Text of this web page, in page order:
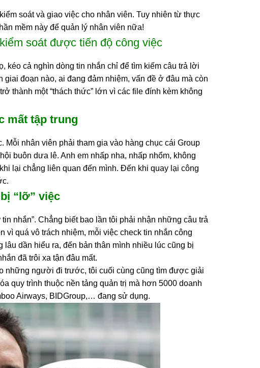
soát và giao việc cho nhân viên. Tuy nhiên từ thực
mềm này để quản lý nhân viên nữa!
soát được tiến độ công việc
kéo cả nghìn dòng tin nhắn chỉ để tìm kiếm câu trả lời
đoạn nào, ai đang đảm nhiệm, vấn đề ở đâu mà còn
thành một “thách thức” lớn vì các file đính kèm không
mất tập trung
Mỗi nhân viên phải tham gia vào hàng chục cái Group
buôn dưa lê. Anh em nhấp nha, nhấp nhổm, không
lại chẳng liên quan đến mình. Đến khi quay lại công
“lỡ” việc
nhắn”. Chẳng biết bao lần tôi phải nhận những câu trả
vì quá vô trách nhiệm, mỗi việc check tin nhắn công
dần hiểu ra, đến bản thân mình nhiều lúc cũng bị
đã trôi xa tận đâu mất.
những người đi trước, tôi cuối cùng cũng tìm được giải
quy trình thuộc nền tảng quản trị mà hơn 5000 doanh
Airways, BIDGroup,… đang sử dụng.